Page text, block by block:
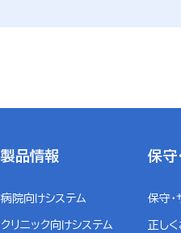
製品情報
病院向けシステム
クリニック向けシステム
保守
保守・
正し